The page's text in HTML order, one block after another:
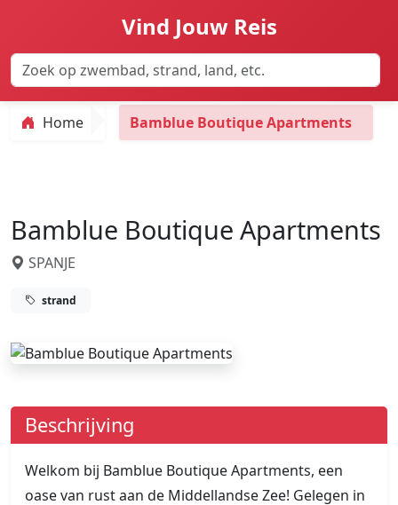
Vind Jouw Reis
Home Bamblue Boutique Apartments
Bamblue Boutique Apartments
SPANJE
strand
Beschrijving
Welkom bij Bamblue Boutique Apartments, een
oase van rust aan de Middellandse Zee! Gelegen in